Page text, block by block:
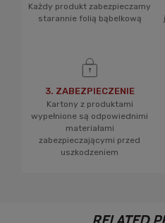
Każdy produkt zabezpieczamy
starannie folią bąbelkową
3. ZABEZPIECZENIE
Kartony z produktami
wypełnione są odpowiednimi
materiałami
zabezpieczającymi przed
uszkodzeniem